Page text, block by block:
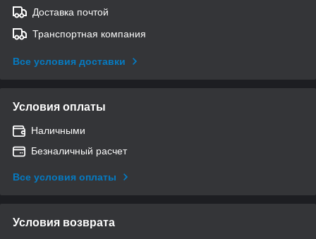
Доставка почтой
Транспортная компания
Все условия доставки
Условия оплаты
Наличными
Безналичный расчет
Все условия оплаты
Условия возврата